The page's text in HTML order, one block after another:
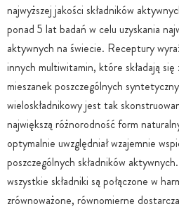
najwyższej jakości składników
ponad 5 lat badań w celu uzyskania
aktywnych na świecie. Receptury
innych multiwitamin, które składają
mieszanek poszczególnych
wieloskładnikowy jest tak
największą różnorodność form
optymalnie uwzględniał wzajemnie
poszczególnych składników
wszystkie składniki są połączone w
zrównoważone, równomierne